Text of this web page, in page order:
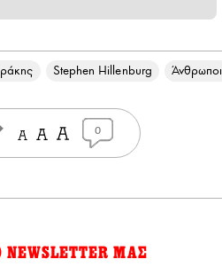
Stephen Hillenburg Άνθρωποι
0
ΜΑΣ